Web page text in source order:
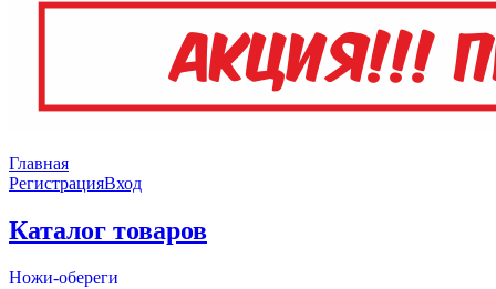
Главная
РегистрацияВход
Каталог товаров
Ножи-обереги